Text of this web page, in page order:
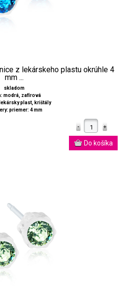
z lekárskeho plastu okrúhle 4
mm ...
skladom
modrá, zafírová
plast, krištály
priemer: 4 mm